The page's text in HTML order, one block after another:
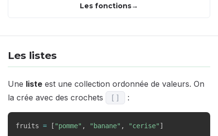
Les fonctions
Les listes
Une liste est une collection ordonnée de valeurs. On
la crée avec des crochets
[ ] :
fruits = [ "pomme" , "banane" , "cerise" ]